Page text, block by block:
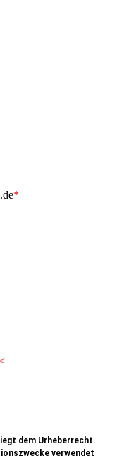
*
dem Urheberrecht.
verwendet